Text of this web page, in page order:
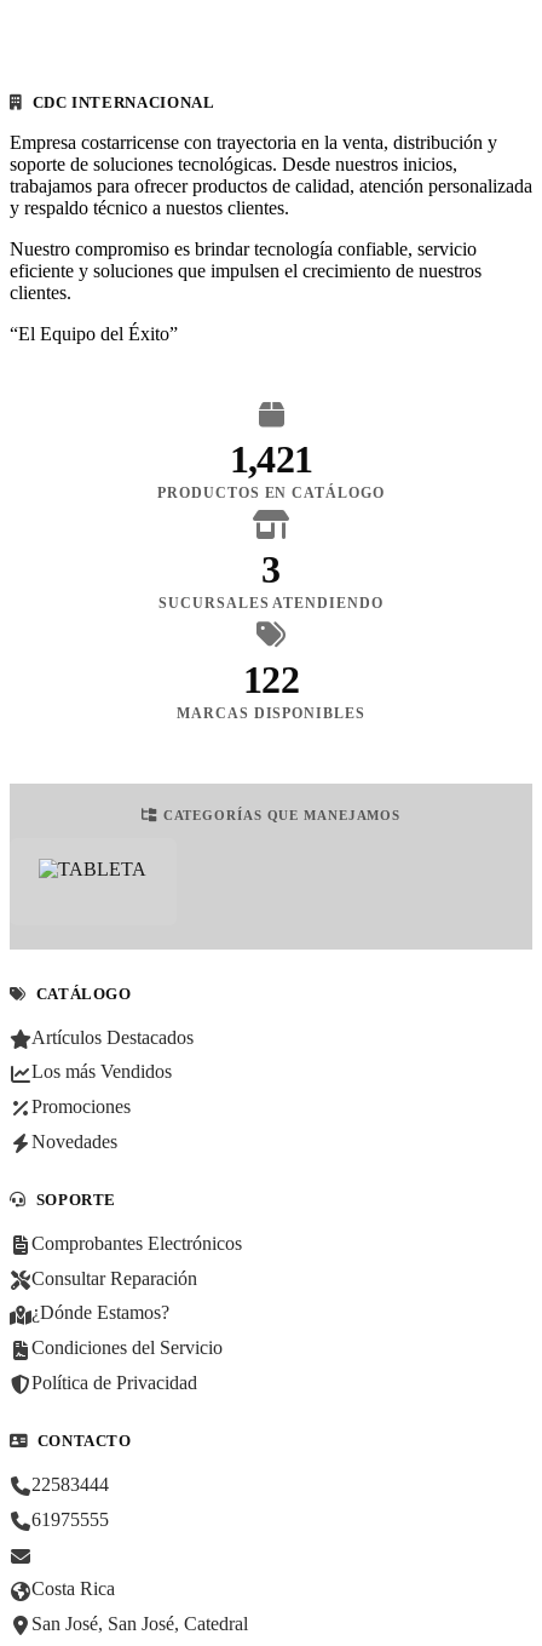
CDC INTERNACIONAL
Empresa costarricense con trayectoria en la venta, distribución y
soporte de soluciones tecnológicas. Desde nuestros inicios,
trabajamos para ofrecer productos de calidad, atención personalizada
y respaldo técnico a nuestos clientes.
Nuestro compromiso es brindar tecnología confiable, servicio
eficiente y soluciones que impulsen el crecimiento de nuestros
clientes.
“El Equipo del Éxito”
1,421
PRODUCTOS EN CATÁLOGO
3
SUCURSALES ATENDIENDO
122
MARCAS DISPONIBLES
CATEGORÍAS QUE MANEJAMOS
CATÁLOGO
Artículos Destacados
Los más Vendidos
Promociones
Novedades
SOPORTE
Comprobantes Electrónicos
Consultar Reparación
¿Dónde Estamos?
Condiciones del Servicio
Política de Privacidad
CONTACTO
22583444
61975555
Costa Rica
San José, San José, Catedral